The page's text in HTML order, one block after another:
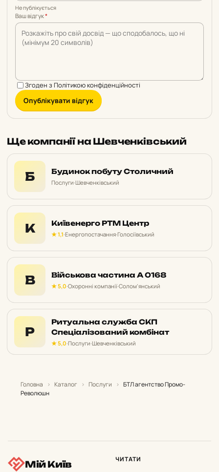
Не публікується
Ваш відгук*
Згоден з Політикою конфіденційності
Опублікувати відгук
Ще компанії на Шевченківський
Б Будинок побуту Столичний
Послуги·Шевченківський
К Київенерго РТМ Центр
★ 1,1·Енергопостачання·Голосіївський
В Військова частина А 0168
★ 5,0·Охоронні компанії·Солом’янський
Р
Ритуальна служба СКП
Спеціалізований комбінат
★ 5,0·Послуги·Шевченківський
Головна › Каталог › Послуги › БТЛ агентство Промо-
Революшн
Мій Київ ЧИТАТИ